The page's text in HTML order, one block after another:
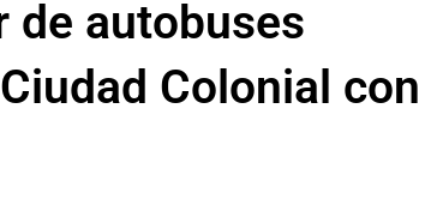
de autobuses
Colonial con